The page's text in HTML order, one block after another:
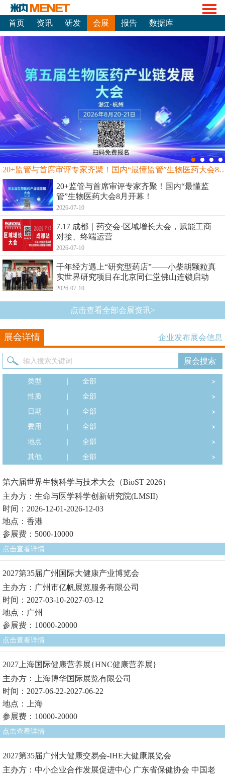
首页 资讯 研发 会展 报告 数据库
20+监管与首席审评专家齐聚！国内“最
20+监管与首席审评专家齐聚！国内“最懂监
管”生物医药大会8月开幕！
2026-07-10
7.17 成都｜药交会·区域增长大会，赋能工商
对接、终端运营
2026-07-10
千年经方遇上“研究型药店”——小柴胡颗粒真
实世界研究项目在北京同仁堂佛山连锁启动
2026-07-10
点击查看全部会展资讯>
展会详情 企业发布展会信息
类型
全部
性质
全部
日期
全部
费用
全部
地点
全部
其他
全部
第六届世界生物科学与技术大会（BioST 2026）
主办方：生命与医学科学创新研究院(LMSII)
时间：2026-12-01-2026-12-03
地点：香港
参展费：5000-10000
点击查看详情
2027第35届广州国际大健康产业博览会
主办方：广州市亿帆展览服务有限公司
时间：2027-03-10-2027-03-12
地点：广州
参展费：10000-20000
点击查看详情
2027上海国际健康营养展{HNC健康营养展}
主办方：上海博华国际展览有限公司
时间：2027-06-22-2027-06-22
地点：上海
参展费：10000-20000
点击查看详情
2027第35届广州大健康交易会-IHE大健康展览会
主办方：中小企业合作发展促进中心 广东省保健协会 中国老